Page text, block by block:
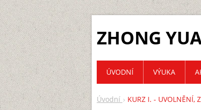
ZHONG
Úvodní KURZ I. - UVOLNĚNÍ,
ÚVODNÍ VÝUKA